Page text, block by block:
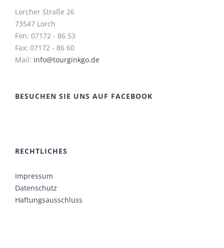
Lorcher Straße 26
73547 Lorch
Fon: 07172 - 86 53
Fax: 07172 - 86 60
Mail: info@tourginkgo.de
BESUCHEN SIE UNS AUF FACEBOOK
RECHTLICHES
Impressum
Datenschutz
Haftungsausschluss